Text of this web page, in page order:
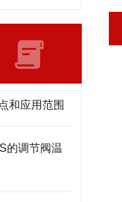
和应用范围
的调节阀温